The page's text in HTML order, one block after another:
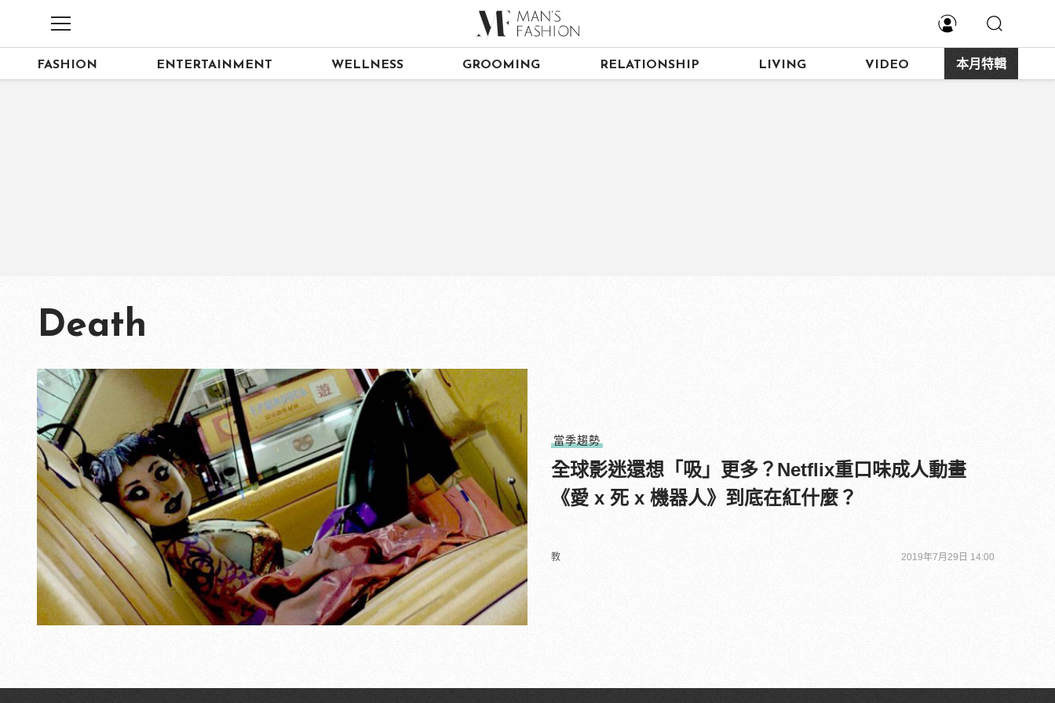
FASHION ENTERTAINMENT WELLNESS GROOMING RELATIONSHIP LIVING VIDEO 本月特輯
Death
當季趨勢
全球影迷還想「吸」更多？Netflix重口味成人動畫
《愛 x 死 x 機器人》到底在紅什麼？
教 2019年7月29日 14:00